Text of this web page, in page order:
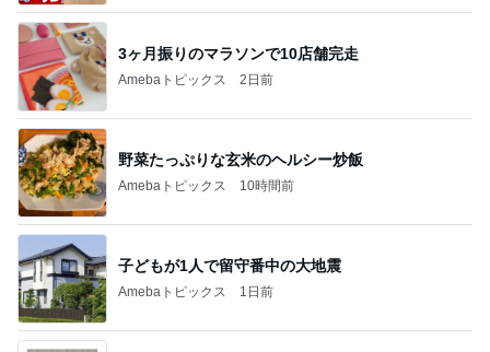
3ヶ月振りのマラソンで10店舗完走
Amebaトピックス 2日前
野菜たっぷりな玄米のヘルシー炒飯
Amebaトピックス 10時間前
子どもが1人で留守番中の大地震
Amebaトピックス 1日前